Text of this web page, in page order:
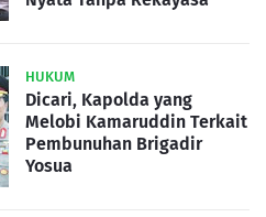
HUKUM
Dicari, Kapolda yang
Melobi Kamaruddin Terkait
Pembunuhan Brigadir
Yosua